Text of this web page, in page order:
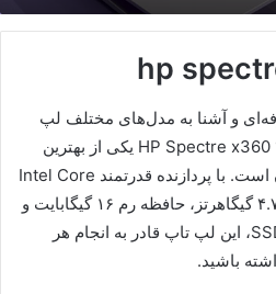
و آشنا به مدل‌های مختلف لپ
تاپ، باید بگویم که لپ تاپ HP Spectre x360 16 یکی از بهترین
مدل های 2 در 1 در بازار ایران است. با پردازنده قدرتمند Intel Core
i7-12700H با سرعت ۱.۷ تا ۴.۷ گیگاهرتز، حافظه رم ۱۶ گیگابایت و
حافظه داخلی ۵۱۲ گیگابایت SSD، این لپ تاپ قادر به انجام هر
باشید.